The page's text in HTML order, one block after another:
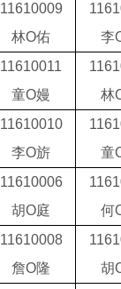
11610009
林O佑
李
11610011
童O嫚
林
11610010
李O旂
童
11610006
胡O庭
何
11610008
詹O隆
胡